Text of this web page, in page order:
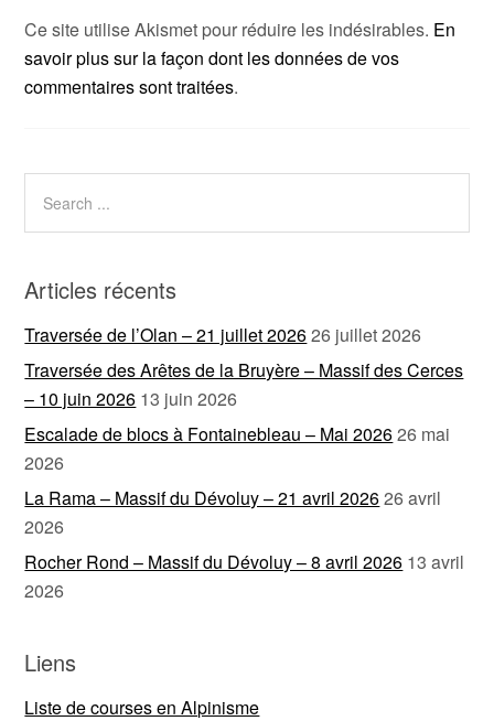
Ce site utilise Akismet pour réduire les indésirables. En
savoir plus sur la façon dont les données de vos
commentaires sont traitées.
Articles récents
Traversée de l’Olan – 21 juillet 202626 juillet 2026
Traversée des Arêtes de la Bruyère – Massif des Cerces
– 10 juin 2026 13 juin 2026
Escalade de blocs à Fontainebleau – Mai 202626 mai
2026
La Rama – Massif du Dévoluy – 21 avril 202626 avril
2026
Rocher Rond – Massif du Dévoluy – 8 avril 2026 13 avril
2026
Liens
Liste de courses en Alpinisme